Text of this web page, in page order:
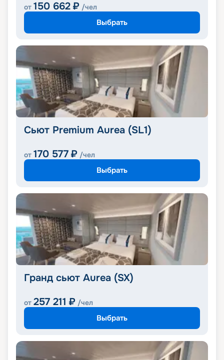
от 150 662 ₽ /чел
Выбрать
Сьют Premium Aurea (SL1)
от 170 577 ₽ /чел
Выбрать
Гранд сьют Aurea (SX)
от 257 211 ₽ /чел
Выбрать